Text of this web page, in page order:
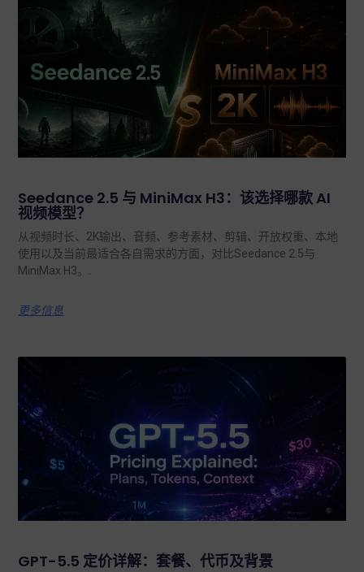
Seedance 2.5 与 MiniMax H3：该选择哪款 AI
视频模型？
从视频时长、2K输出、音频、参考素材、剪辑、开放权重、本地
使用以及当前最适合各自需求的方面，对比Seedance 2.5与
MiniMax H3。.
更多信息
GPT-5.5 定价详解：套餐、代币及背景